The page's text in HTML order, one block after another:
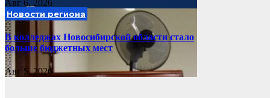
Авг 6, 2026
Новости региона
В колледжах Новосибирской области стало
больше бюджетных мест
Авг 5, 2026